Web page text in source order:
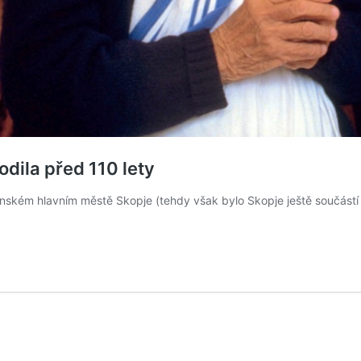
před 110 lety
hlavním městě Skopje (tehdy však bylo Skopje ještě